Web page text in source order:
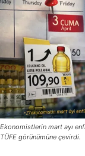
Ekonomistlerin mart ayı
TÜFE görünümüne çevirdi.